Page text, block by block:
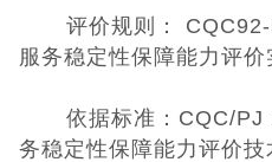
欧盟CE认证
CE认证常见问
评价规则： C
服务稳定性保障能力评价
依据标准： CQC/PJ
务稳定性保障能力评价技